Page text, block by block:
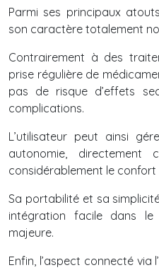
Parmi ses principaux
son caractère totalement
Contrairement à des
prise régulière de
pas de risque d’effets
complications.
L’utilisateur peut ainsi
autonomie,
considérablement le confort
Sa portabilité et sa
intégration facile dans le
majeure.
Enfin, l’aspect connecté